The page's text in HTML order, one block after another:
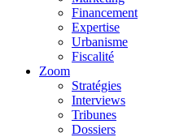
Financement
Expertise
Urbanisme
Fiscalité
Zoom
Stratégies
Interviews
Tribunes
Dossiers